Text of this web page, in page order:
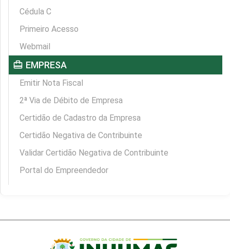
Cédula C
Primeiro Acesso
Webmail
card_travel EMPRESA
Emitir Nota Fiscal
2ª Via de Débito de Empresa
Certidão de Cadastro da Empresa
Certidão Negativa de Contribuinte
Validar Certidão Negativa de Contribuinte
Portal do Empreendedor